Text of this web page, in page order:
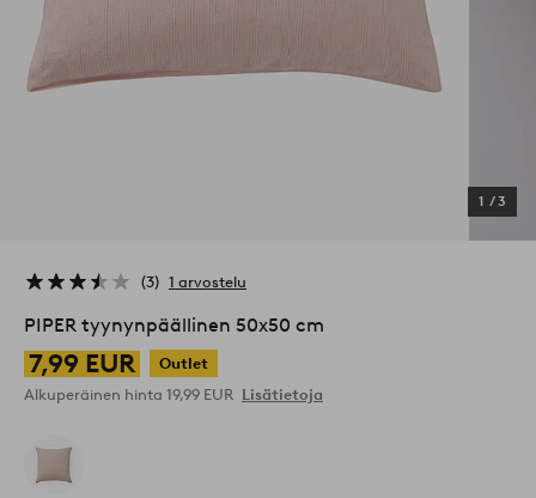
1 /3
3 1 arvostelu
PIPER tyynynpäällinen 50x50 cm
7,99 EUR
Outlet
Alkuperäinen hinta 19,99 EUR Lisätietoja